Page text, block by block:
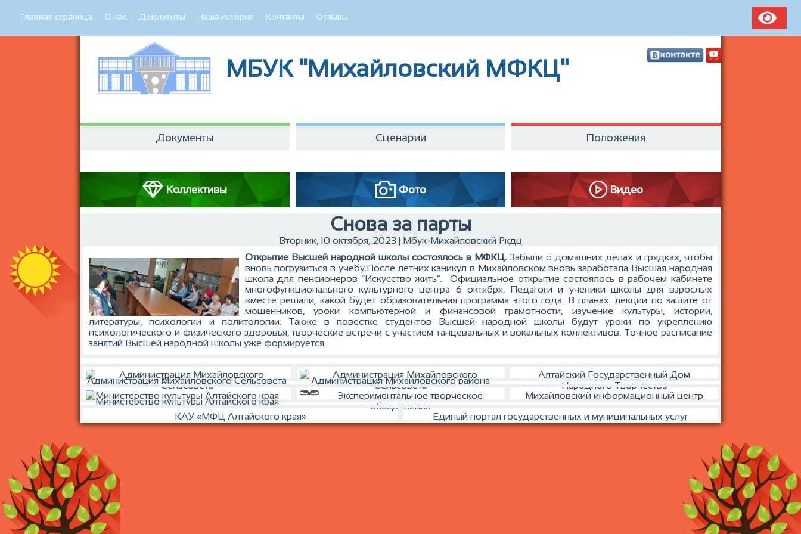
Главная страница О нас Документы Наша история Контакты Отзывы
МБУК "Михайловский МФКЦ"
Документы Сценарии Положения
Коллективы Фото Видео
Снова за парты
Вторник, 10 октября, 2023 | Мбук-Михайловский Ркдц
Открытие Высшей народной школы состоялось в МФКЦ. Забыли о домашних делах и грядках, чтобы
вновь погрузиться в учёбу.После летних каникул в Михайловском вновь заработала Высшая народная
школа для пенсионеров “Искусство жить”. Официальное открытие состоялось в рабочем кабинете
многофункционального культурного центра 6 октября. Педагоги и ученики школы для взрослых
вместе решали, какой будет образовательная программа этого года. В планах: лекции по защите от
мошенников, уроки компьютерной и финансовой грамотности, изучение культуры, истории,
литературы, психологии и политологии. Также в повестке студентов Высшей народной школы будут уроки по укреплению
психологического и физического здоровья, творческие встречи с участием танцевальных и вокальных коллективов. Точное расписание
занятий Высшей народной школы уже формируется.
Администрация Михайловского Сельсовета Администрация Михайловского района
Алтайский Государственный Дом
Народного Творчества
Министерство культуры Алтайского края
Экспериментальное творческое
обьединения
Михайловский информационный центр
КАУ «МФЦ Алтайского края» Единый портал государственных и муниципальных услуг